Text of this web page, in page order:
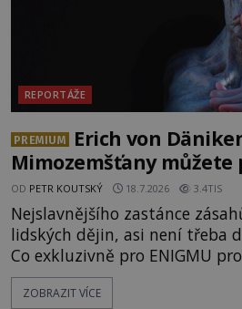
REPORTÁŽE
PREMIUM
Erich von
Mimozemšťany
OD PETR KOUTSKÝ 18.7.2026 3.4TIS
Nejslavnějšího zastánce
lidských dějin, asi není třeba
Co exkluzivně pro ENIGMU
Vzpomínek na budoucnost,
Erich von Däniken? Orbitální stanice Viking 1
ZOBRAZIT VÍCE